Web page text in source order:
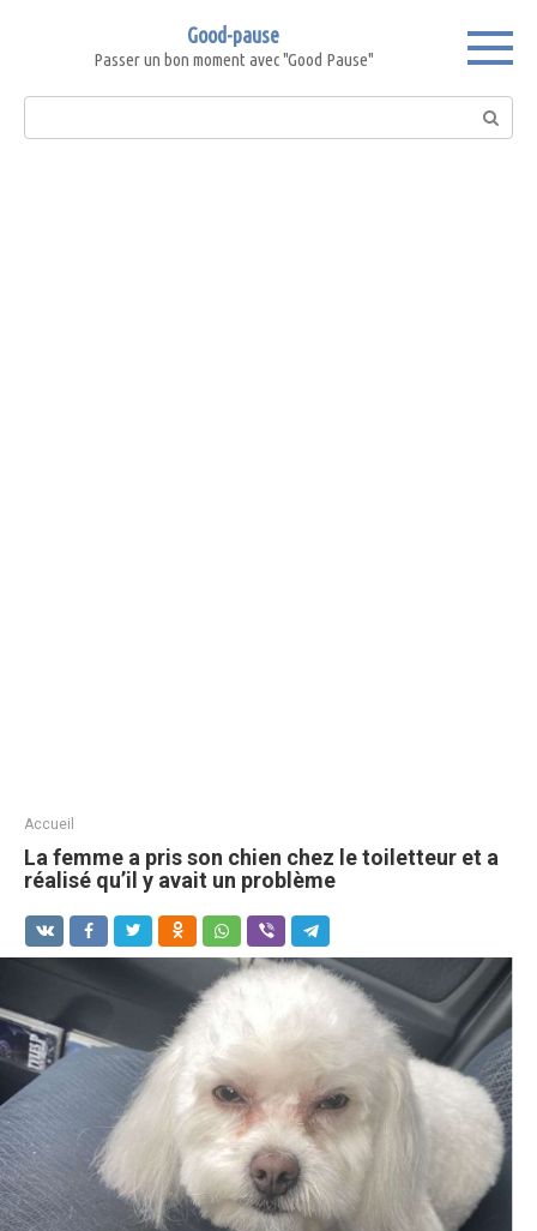
Good-pause
Passer un bon moment avec "Good Pause"
Search:
Accueil
La femme a pris son chien chez le toiletteur et a
réalisé qu’il y avait un problème